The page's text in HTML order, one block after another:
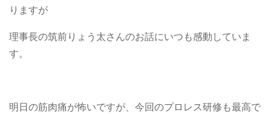
りますが
理事長の筑前りょう太さんのお話にいつも感動していま
す。
明日の筋肉痛が怖いですが、今回のプロレス研修も最高で